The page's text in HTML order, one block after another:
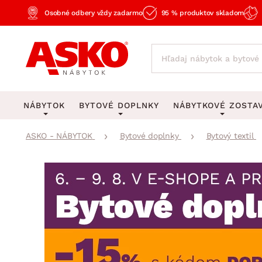
Osobné odbery vždy zadarmo 95 % produktov skladom
NÁBYTOK
Obývacia izba
Spálňa
Pracovňa a kancelária
BYTOVÉ DOPLNKY
KOBERCE
Veľké a stredné koberce
Behúne a malé koberce
Detské koberce
Kúpeľňové predložky
OSVETLENIE
Stolové lampy a
Stropné osvetlenie
Lustre a závesné
Stojacie lampy
NÁBYTKOVÉ
Obývacie
Spálňové
Kancelárske
Kuchynské
Detské
ASKO - NÁBYTOK Bytové doplnky Bytový textil